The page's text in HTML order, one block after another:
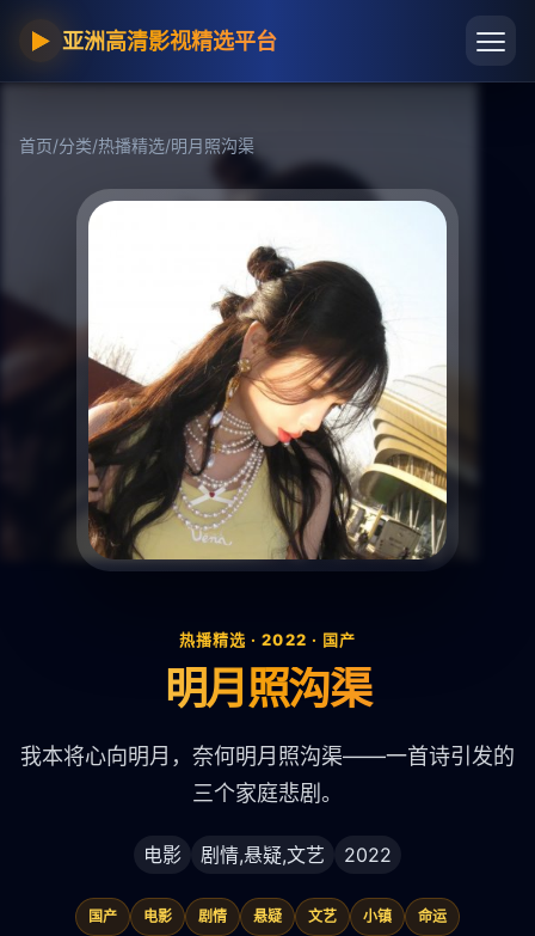
▶ 亚洲高清影视精选平台
首页/分类/热播精选/明月照沟渠
热播精选 · 2022 · 国产
明月照沟渠
我本将心向明月，奈何明月照沟渠——一首诗引发的
三个家庭悲剧。
电影 剧情,悬疑,文艺 2022
国产 电影 剧情 悬疑 文艺 小镇 命运